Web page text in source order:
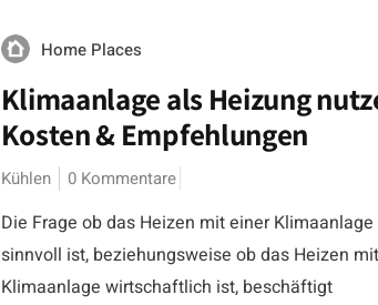
Home Places
Klimaanlage als Heizung
Kosten & Empfehlungen
Kühlen 0 Kommentare
Die Frage ob das Heizen mit einer Klimaanlage
sinnvoll ist, beziehungsweise ob das Heizen
Klimaanlage wirtschaftlich ist, beschäftigt